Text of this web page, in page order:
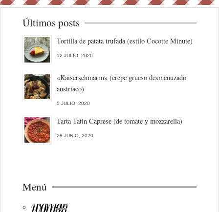
Últimos posts
Tortilla de patata trufada (estilo Cocotte Minute)
12 JULIO, 2020
«Kaiserschmarrn» (crepe grueso desmenuzado
austriaco)
5 JULIO, 2020
Tarta Tatin Caprese (de tomate y mozzarella)
28 JUNIO, 2020
Menú